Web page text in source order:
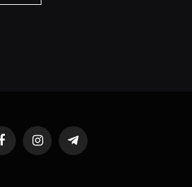
FacebookInstagramTelegram